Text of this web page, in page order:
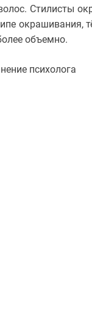
Стилисты
окрашивания,
объемно.
психолога